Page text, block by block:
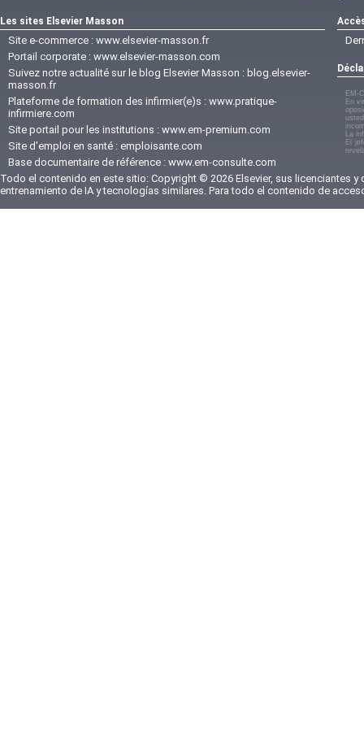
Les sites Elsevier Masson
Site e-commerce : www.elsevier-masson.fr
Portail corporate : www.elsevier-masson.com
Suivez notre actualité sur le blog Elsevier Masson : blog.elsevier-
masson.fr
Plateforme de formation des infirmier(e)s : www.pratique-
infirmiere.com
Site portail pour les institutions : www.em-premium.com
Site d'emploi en santé : emploisante.com
Base documentaire de référence : www.em-consulte.com
EM-
En
La
El
Todo el contenido en este sitio: Copyright © 2026 Elsevier, sus licenciantes
entrenamiento de IA y tecnologías similares. Para todo el contenido de